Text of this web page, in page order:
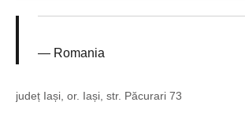
Romania
județ Iași, or. Iași, str. Păcurari 73